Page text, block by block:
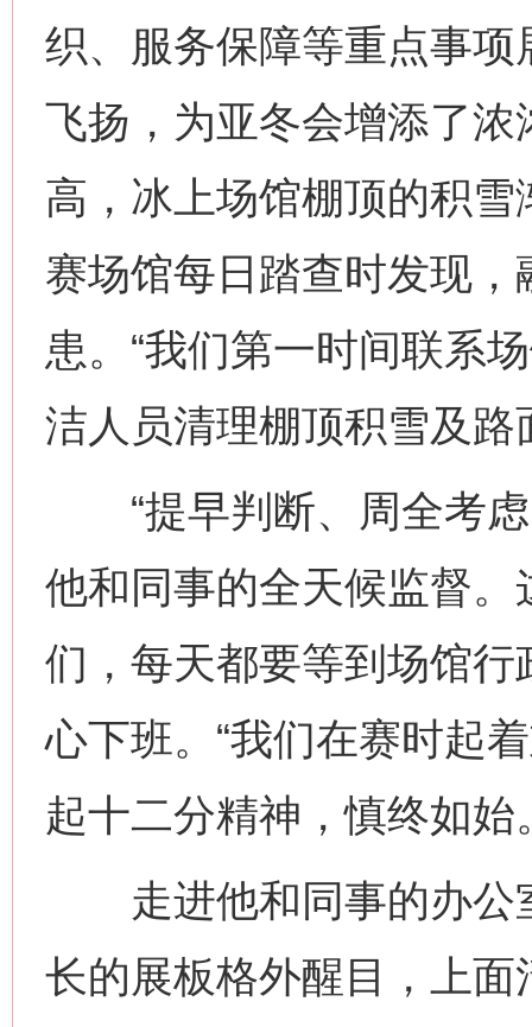
织、服务保障等重点事
飞扬，为亚冬会增添了
高，冰上场馆棚顶的积
赛场馆每日踏查时发现
患。“我们第一时间联系
洁人员清理棚顶积雪及路
“提早判断、周全考虑
他和同事的全天候监督
们，每天都要等到场馆
心下班。“我们在赛时起
起十二分精神，慎终如始
走进他和同事的办公
长的展板格外醒目，上